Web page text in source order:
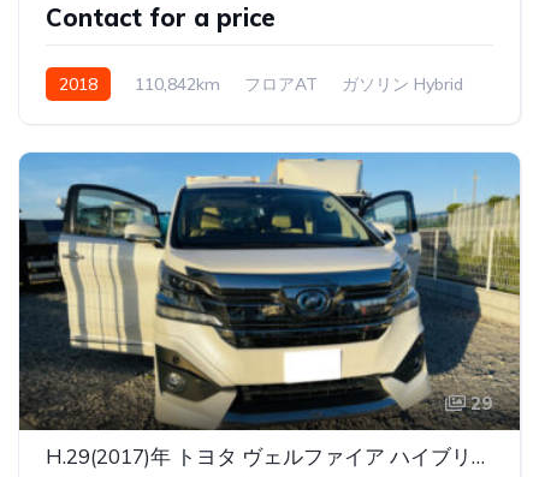
Contact for a price
2018 110,842km フロアAT ガソリン Hybrid
29
H.29(2017)年 トヨタ ヴェルファイア ハイブリッド 2.5 V Lエディション E-Four 4WD パールホワイト